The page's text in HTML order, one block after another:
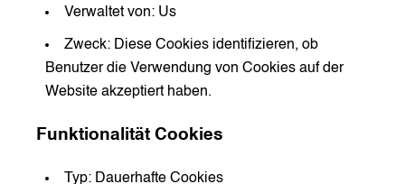
Verwaltet von: Us
Zweck: Diese Cookies identifizieren, ob
Benutzer die Verwendung von Cookies auf der
Website akzeptiert haben.
Funktionalität Cookies
Typ: Dauerhafte Cookies